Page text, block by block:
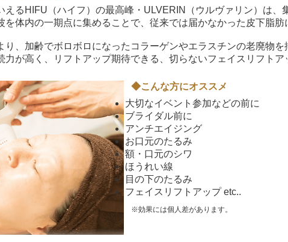
えるHIFU（ハイフ）の最高峰・ULVERIN（ウルヴァリン）は
を体内の一期点に集めることで、従来では届かなかった皮下脂肪
り、加齢でボロボロになったコラーゲンやエラスチンの老廃物
力が高く、リフトアップ期待できる、切らないフェイスリフトア
◆こんな方にオススメ
大切なイベント参加などの前に
ブライダル前に
アンチエイジング
お口元のたるみ
額・口元のシワ
ほうれい線
目の下のたるみ
フェイスリフトアップ etc..
※効果には個人差があります。